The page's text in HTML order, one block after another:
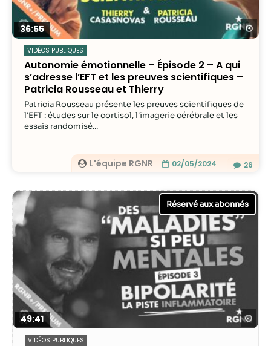
36:55
VIDÉOS PUBLIQUES
Autonomie émotionnelle – Épisode 2 – A qui
s’adresse l’EFT et les preuves scientifiques –
Patricia Rousseau et Thierry
L'équipe RGNR 02/05/2024
Patricia Rousseau présente les preuves scientifiques de
l'EFT : études sur le cortisol, l'imagerie cérébrale et les
essais randomisé...
26
49:41
VIDÉOS PUBLIQUES
votre intérêt et
votre
visitez notre
site, vous
augmentez les
chances de
voir du
contenu et des